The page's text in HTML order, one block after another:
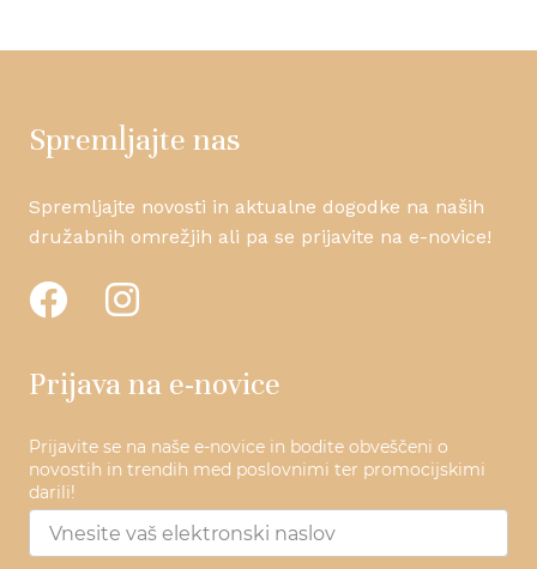
Spremljajte nas
Spremljajte novosti in aktualne dogodke na naših
družabnih omrežjih ali pa se prijavite na e-novice!
Prijava na e-novice
Prijavite se na naše e-novice in bodite obveščeni o
novostih in trendih med poslovnimi ter promocijskimi
darili!